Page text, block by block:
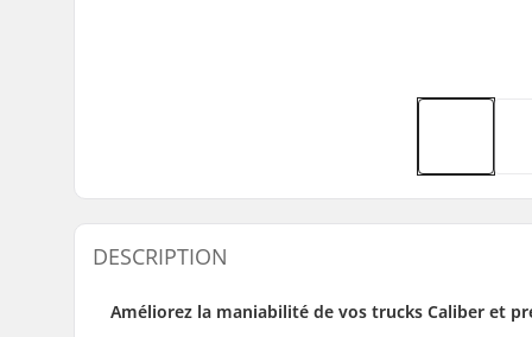
DESCRIPTION
Améliorez la maniabilité de vos trucks Caliber et